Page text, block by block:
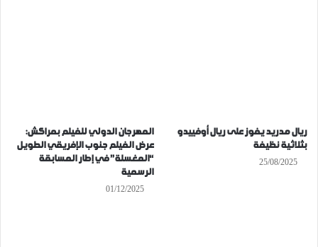
ريال مدريد يفوز على ريال أوفييدو
بثلاثية نظيفة
25/08/2025
المهرجان الدولي للفيلم بمراكش:
عرض الفيلم جنوب الإفريقي الطويل
“المغسلة” في إطار المسابقة
الرسمية
01/12/2025